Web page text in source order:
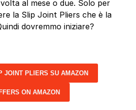
al mese o due. Solo per
la Slip Joint Pliers che è la
dovremmo iniziare?
JOINT PLIERS SU AMAZON
ON AMAZON